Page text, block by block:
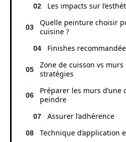
Les impacts sur
Quelle peinture choisir
cuisine ?
Finishes
Zone de cuisson vs
stratégies
Préparer les murs d’une
peindre
Assurer l’adhérence
Technique d’application